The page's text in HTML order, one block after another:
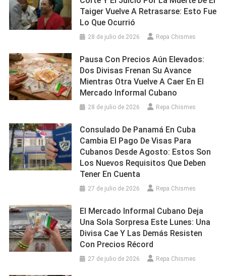
Taiger Vuelve A Retrasarse: Esto Fue
Lo Que Ocurrió
28 de julio de 2026 Repa Chismes
Pausa Con Precios Aún Elevados:
Dos Divisas Frenan Su Avance
Mientras Otra Vuelve A Caer En El
Mercado Informal Cubano
28 de julio de 2026 Repa Chismes
Consulado De Panamá En Cuba
Cambia El Pago De Visas Para
Cubanos Desde Agosto: Estos Son
Los Nuevos Requisitos Que Deben
Tener En Cuenta
27 de julio de 2026 Repa Chismes
El Mercado Informal Cubano Deja
Una Sola Sorpresa Este Lunes: Una
Divisa Cae Y Las Demás Resisten
Con Precios Récord
27 de julio de 2026 Repa Chismes